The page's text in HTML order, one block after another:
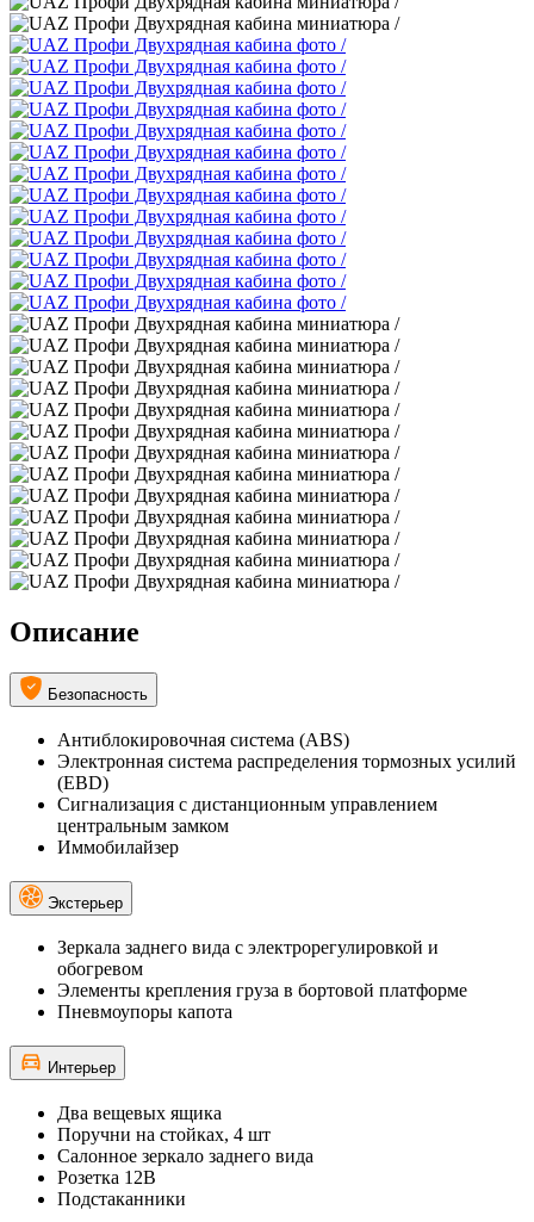
Описание
Безопасность
Антиблокировочная система (ABS)
Электронная система распределения тормозных усилий
(EBD)
Сигнализация с дистанционным управлением
центральным замком
Иммобилайзер
Экстерьер
Зеркала заднего вида с электрорегулировкой и
обогревом
Элементы крепления груза в бортовой платформе
Пневмоупоры капота
Интерьер
Два вещевых ящика
Поручни на стойках, 4 шт
Салонное зеркало заднего вида
Розетка 12В
Подстаканники